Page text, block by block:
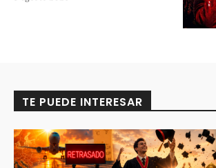
TE PUEDE INTERESAR